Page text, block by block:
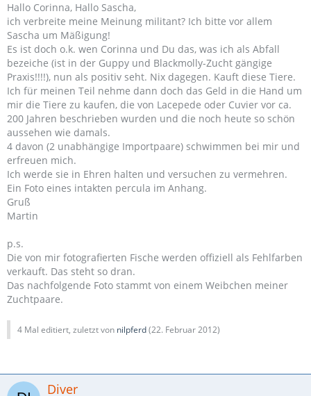
Hallo Corinna, Hallo Sascha,
ich verbreite meine Meinung militant? Ich bitte vor allem
Sascha um Mäßigung!
Es ist doch o.k. wen Corinna und Du das, was ich als Abfall
bezeiche (ist in der Guppy und Blackmolly-Zucht gängige
Praxis!!!!), nun als positiv seht. Nix dagegen. Kauft diese Tiere.
Ich für meinen Teil nehme dann doch das Geld in die Hand um
mir die Tiere zu kaufen, die von Lacepede oder Cuvier vor ca.
200 Jahren beschrieben wurden und die noch heute so schön
aussehen wie damals.
4 davon (2 unabhängige Importpaare) schwimmen bei mir und
erfreuen mich.
Ich werde sie in Ehren halten und versuchen zu vermehren.
Ein Foto eines intakten percula im Anhang.
Gruß
Martin
p.s.
Die von mir fotografierten Fische werden offiziell als Fehlfarben
verkauft. Das steht so dran.
Das nachfolgende Foto stammt von einem Weibchen meiner
Zuchtpaare.
4 Mal editiert, zuletzt von nilpferd(22. Februar 2012)
Diver